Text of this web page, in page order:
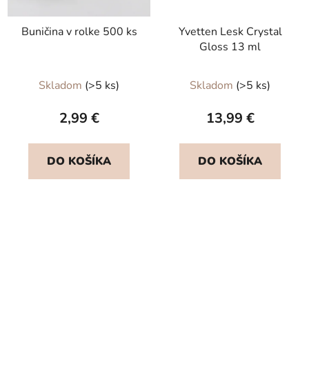
Buničina v rolke 500 ks
Skladom (>5 ks)
2,99 €
DO KOŠÍKA
Yvetten Lesk Crystal
Gloss 13 ml
hodnotenie
produktu
5,0
z
Skladom (>5 ks)
13,99 €
DO KOŠÍKA